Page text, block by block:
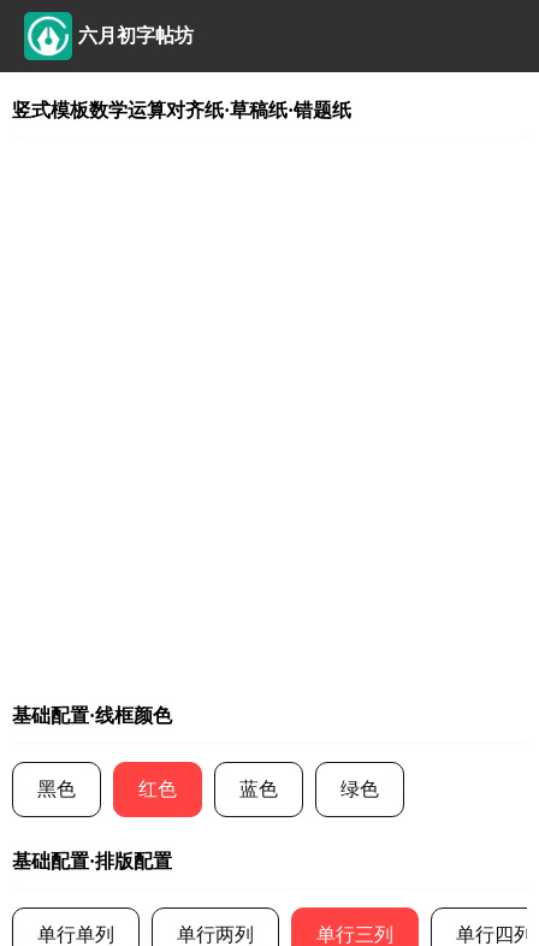
六月初字帖坊
竖式模板数学运算对齐纸·草稿纸·错题纸
基础配置·线框颜色
黑色 红色 蓝色 绿色
基础配置·排版配置
单行单列 单行两列 单行三列 单行四列